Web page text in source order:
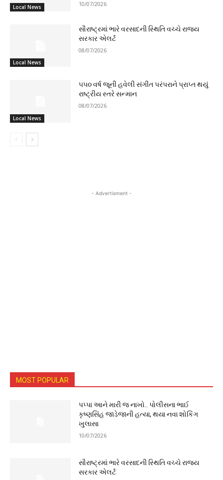
Local News 10/07/2026
Local News
સૌરાષ્ટ્રમાં ભારે વરસાદની સ્થિતિ વચ્ચે રાજ્ય
સરકાર એલર્ટ
08/07/2026
Local News
૫૫૦ વર્ષ જૂની હવેલી સંગીત પરંપરાને પ્રાપ્ત થયું
રાષ્ટ્રીય સ્તરે સન્માન
08/07/2026
- Advertisment -
MOST POPULAR
પપ્પા આને મારી જ નાખો.. પોલીસના ભાઈ
કૃષ્ણસિંહ જાડેજાની હત્યા, થયા નવા શોકિંગ
ખુલાસા
10/07/2026
સૌરાષ્ટ્રમાં ભારે વરસાદની સ્થિતિ વચ્ચે રાજ્ય
સરકાર એલર્ટ